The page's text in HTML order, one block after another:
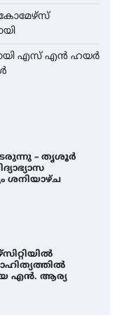
എസ് എൻ ഹയർ
– തൃശൂർ
ശനിയാഴ്ച
എൻ. ആര്യ